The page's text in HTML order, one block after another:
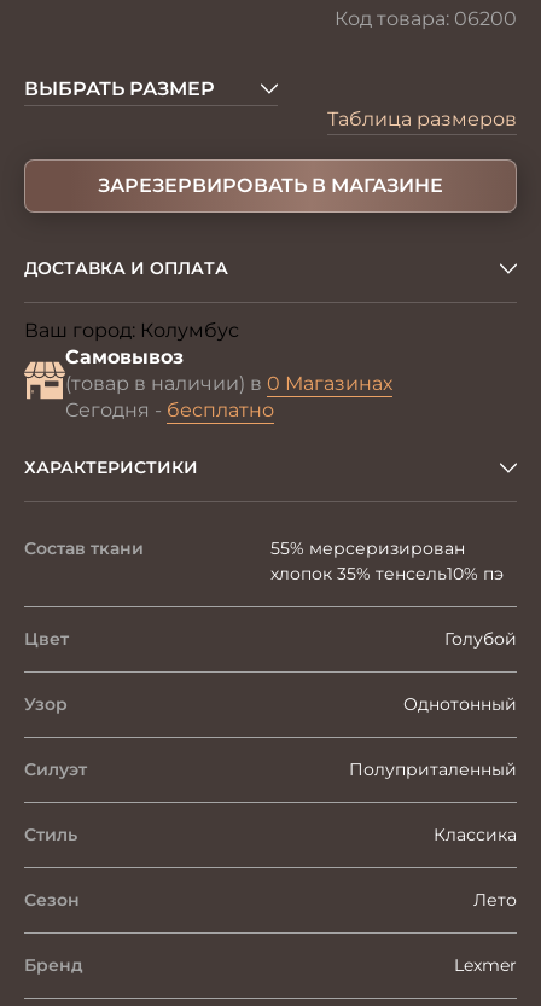
Код товара: 06200
ВЫБРАТЬ РАЗМЕР
Таблица размеров
ЗАРЕЗЕРВИРОВАТЬ В МАГАЗИНЕ
ДОСТАВКА И ОПЛАТА
Ваш город: Колумбус
Самовывоз
(товар в наличии) в 0 Магазинах
Сегодня - бесплатно
ХАРАКТЕРИСТИКИ
Состав ткани
55% мерсеризирован
хлопок 35% тенсель10% пэ
Цвет Голубой
Узор Однотонный
Силуэт Полуприталенный
Стиль Классика
Сезон Лето
Бренд Lexmer